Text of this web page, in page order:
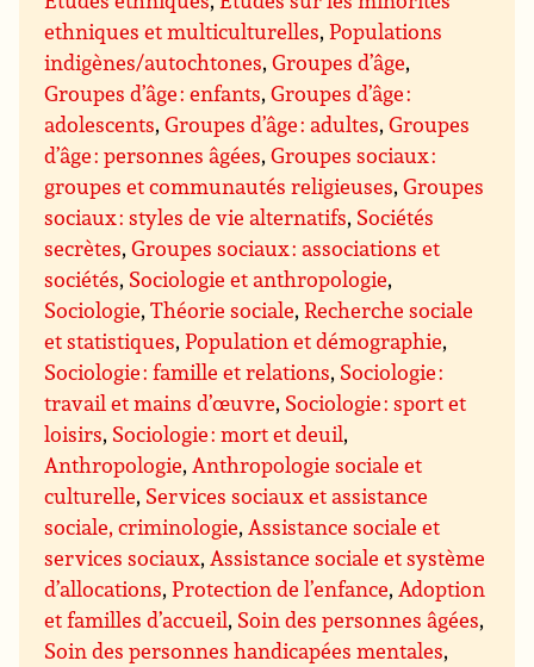
ethniques et multiculturelles,Populations
indigènes/autochtones,Groupes d’âge,
Groupes d’âge : enfants,Groupes d’âge :
adolescents,Groupes d’âge : adultes,Groupes
d’âge : personnes âgées,Groupes sociaux :
groupes et communautés religieuses,Groupes
sociaux : styles de vie alternatifs, Sociétés
secrètes,Groupes sociaux : associations et
sociétés, Sociologie et anthropologie,
Sociologie,Théorie sociale,Recherche sociale
et statistiques,Population et démographie,
Sociologie : famille et relations, Sociologie :
travail et mains d’œuvre, Sociologie : sport et
loisirs, Sociologie : mort et deuil,
Anthropologie,Anthropologie sociale et
culturelle, Services sociaux et assistance
sociale, criminologie,Assistance sociale et
services sociaux,Assistance sociale et système
d’allocations,Protection de l’enfance,Adoption
et familles d’accueil, Soin des personnes âgées,
Soin des personnes handicapées mentales,